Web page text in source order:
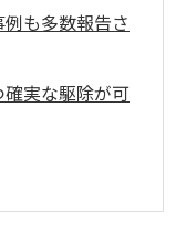
も多数報告さ
実な駆除が可